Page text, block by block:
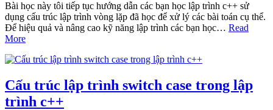
Bài học này tôi tiếp tục hướng dẫn các bạn học lập trình c++ sử
dụng cấu trúc lập trình vòng lặp đã học để xử lý các bài toán cụ thể.
Để hiệu quả và nâng cao kỹ năng lập trình các bạn học… Read
More
Cấu trúc lập trình switch case trong lập
trình c++